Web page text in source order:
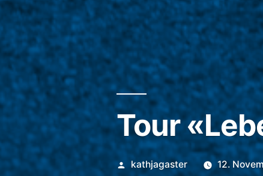
Tour
Veröffentlicht
kathjagaster 12.